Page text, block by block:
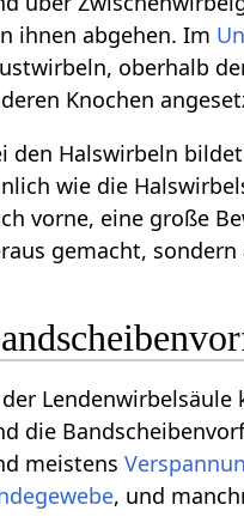
ihnen abgehen. Im
oberhalb
Knochen
den Halswirbeln
wie die
vorne, eine große
gemacht,
Lendenwirbelsäule
die
meistens
, und